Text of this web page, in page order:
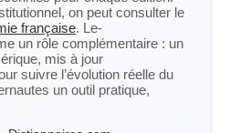
on peut consulter le
française. Le-
un rôle complémentaire : un
mis à jour
suivre l’évolution réelle du
un outil pratique,